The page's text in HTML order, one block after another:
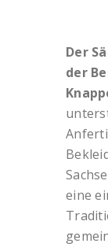
Der
der
eine